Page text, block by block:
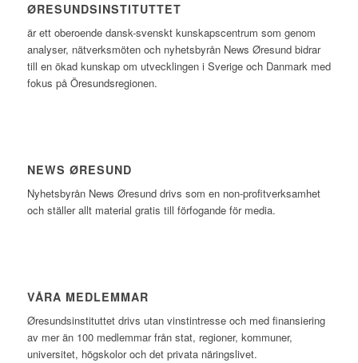
ØRESUNDSINSTITUTTET
är ett oberoende dansk-svenskt kunskapscentrum som genom
analyser, nätverksmöten och nyhetsbyrån News Øresund bidrar
till en ökad kunskap om utvecklingen i Sverige och Danmark med
fokus på Öresundsregionen.
NEWS ØRESUND
Nyhetsbyrån News Øresund drivs som en non-profitverksamhet
och ställer allt material gratis till förfogande för media.
VÅRA MEDLEMMAR
Øresundsinstituttet drivs utan vinst­intresse och med finansiering
av mer än 100 medlemmar från stat, regioner, kommuner,
universitet, högskolor och det privata näringslivet.